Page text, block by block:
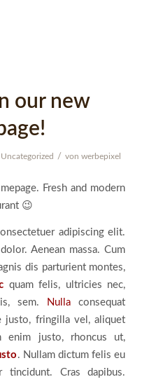
our new
Uncategorized / von werbepixel
Fresh and modern
😉
adipiscing elit.
Aenean massa. Cum
dis parturient montes,
quam felis, ultricies nec,
sem.
Nulla consequat
justo, fringilla vel, aliquet
enim justo, rhoncus ut,
. Nullam dictum felis eu
tincidunt. Cras dapibus.